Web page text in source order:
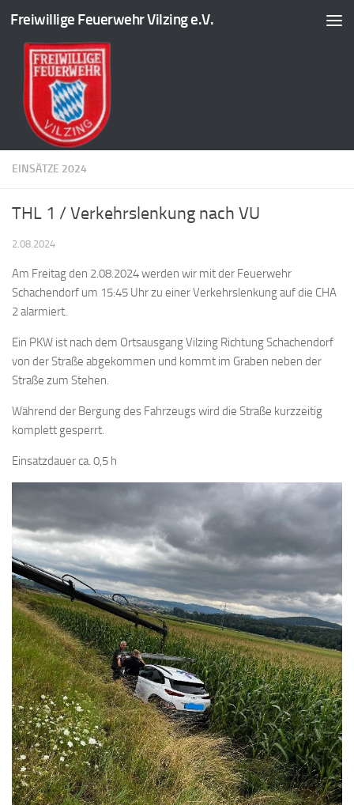
Zum Inhalt springen
Freiwillige Feuerwehr Vilzing e.V.
EINSÄTZE 2024
THL 1 / Verkehrslenkung nach VU
2.08.2024
Am Freitag den 2.08.2024 werden wir mit der Feuerwehr
Schachendorf um 15:45 Uhr zu einer Verkehrslenkung auf die CHA
2 alarmiert.
Ein PKW ist nach dem Ortsausgang Vilzing Richtung Schachendorf
von der Straße abgekommen und kommt im Graben neben der
Straße zum Stehen.
Während der Bergung des Fahrzeugs wird die Straße kurzzeitig
komplett gesperrt.
Einsatzdauer ca. 0,5 h